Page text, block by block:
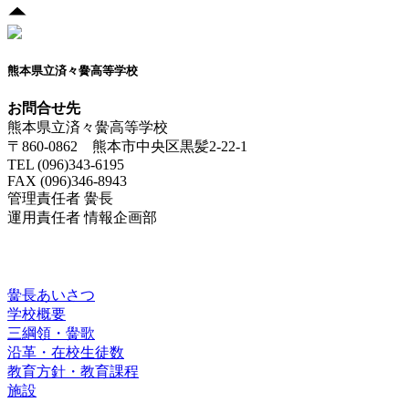
熊本県立済々黌高等学校
お問合せ先
熊本県立済々黌高等学校
〒860-0862 熊本市中央区黒髪2-22-1
TEL (096)343-6195
FAX (096)346-8943
管理責任者 黌長
運用責任者 情報企画部
黌長あいさつ
学校概要
三綱領・黌歌
沿革・在校生徒数
教育方針・教育課程
施設